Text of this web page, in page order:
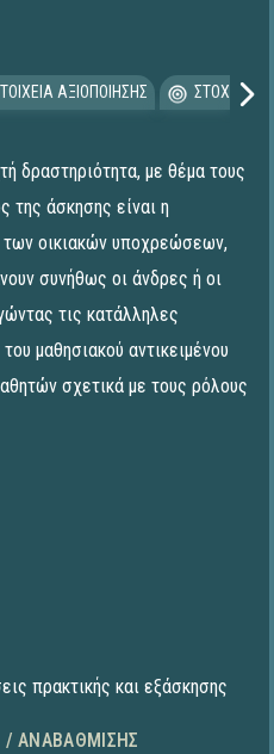
ΑΞΙΟΠΟΙΗΣΗΣ
δραστηριότητα, με θέμα τους
άσκησης είναι η
των οικιακών υποχρεώσεων,
συνήθως οι άνδρες ή οι
τις κατάλληλες
μαθησιακού αντικειμένου
σχετικά με τους ρόλους
πρακτικής και εξάσκησης
/ ΑΝΑΒΆΘΜΙΣΗΣ